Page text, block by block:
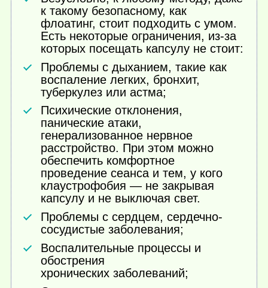
к такому безопасному, как
флоатинг, стоит подходить с умом.
Есть некоторые ограничения, из-за
которых посещать капсулу не стоит:
Проблемы с дыханием, такие как
воспаление легких, бронхит,
туберкулез или астма;
Психические отклонения,
панические атаки,
генерализованное нервное
расстройство. При этом можно
обеспечить комфортное
проведение сеанса и тем, у кого
клаустрофобия — не закрывая
капсулу и не выключая свет.
Проблемы с сердцем, сердечно-
сосудистые заболевания;
Воспалительные процессы и
обострения
хронических заболеваний;